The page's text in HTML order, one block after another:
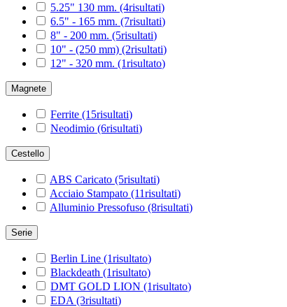
5.25" 130 mm. (4risultati)
6.5" - 165 mm. (7risultati)
8" - 200 mm. (5risultati)
10" - (250 mm) (2risultati)
12" - 320 mm. (1risultato)
Magnete
Ferrite (15risultati)
Neodimio (6risultati)
Cestello
ABS Caricato (5risultati)
Acciaio Stampato (11risultati)
Alluminio Pressofuso (8risultati)
Serie
Berlin Line (1risultato)
Blackdeath (1risultato)
DMT GOLD LION (1risultato)
EDA (3risultati)